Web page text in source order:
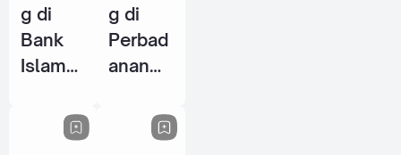
g di
Bank
Islam
Berhad
g di
Perbad
anan
Johor